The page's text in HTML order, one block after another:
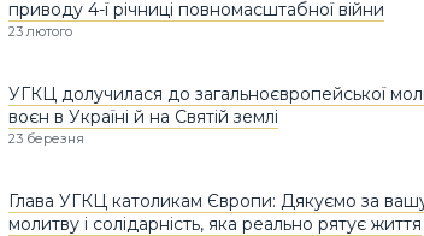
приводу 4-ї річниці повномасштабної війни
23 лютого
УГКЦ долучилася до загальноєвропейської
воєн в Україні й на Святій землі
23 березня
Глава УГКЦ католикам Європи: Дякуємо за
молитву і солідарність, яка реально рятує життя